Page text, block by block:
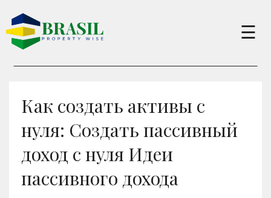
×
About
☰
Как создать активы с
нуля: Создать пассивный
доход с нуля Идеи
пассивного дохода